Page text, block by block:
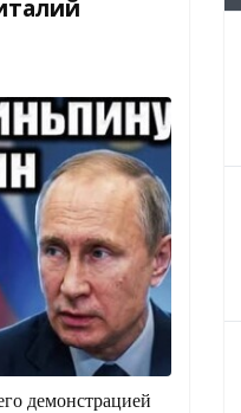
демонстрацией